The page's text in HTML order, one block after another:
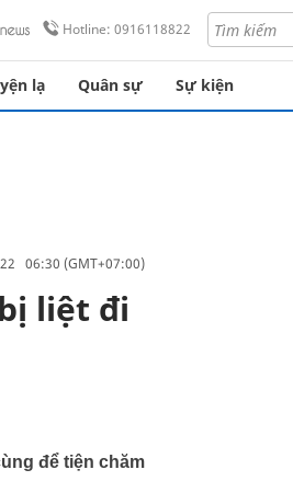
Hotline: 0916118822
lạ Quân sự Sự kiện
06:30 (GMT+07:00)
liệt đi
để tiện chăm